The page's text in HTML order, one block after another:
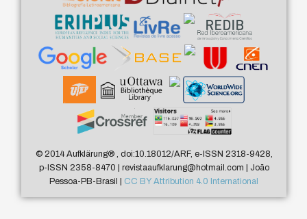
© 2014 Aufklärung®, doi:10.18012/ARF, e-ISSN 2318-9428,
p-ISSN 2358-8470 | revistaaufklarung@hotmail.com | João
Pessoa-PB-Brasil | CC BY Attribution 4.0 International